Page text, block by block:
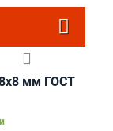
мм ГОСТ